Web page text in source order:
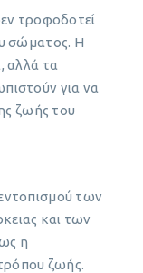
τροφοδοτεί
σώματος. Η
αλλά τα
για να
ζωής του
των
και των
η
ζωής.